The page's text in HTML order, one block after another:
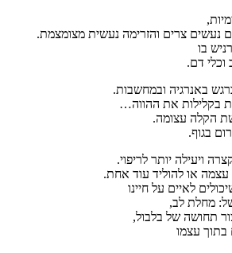
צרים והזרימה נעשית מצומצמת.
בו
וכלי דם.
באנרגיה ובמחשבות.
בקלילות את ההווה…
הקלה עצומה.
בגוף.
ויעילה יותר לריפוי.
או להוליד עוד אחת.
לאיים על חיינו
מחלת לב,
תחושה של בלבול,
בתוך עצמו